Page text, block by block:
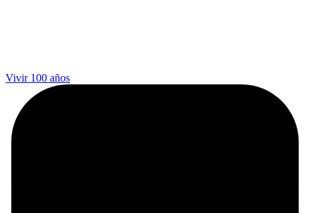
Vivir 100 años